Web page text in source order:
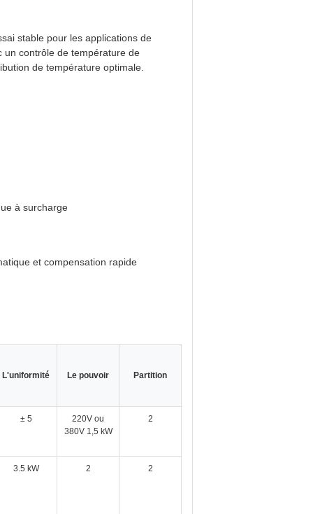
stable pour les applications de
un contrôle de température de
de température optimale.
à surcharge
et compensation rapide
L'uniformité Le pouvoir Partition
± 5
220V ou
380V 1,5 kW
2
3.5 kW 2 2